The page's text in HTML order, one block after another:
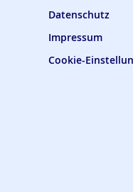
Datenschutz
Impressum
Cookie-